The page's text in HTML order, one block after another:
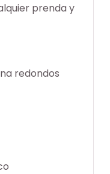
prenda y
redondos